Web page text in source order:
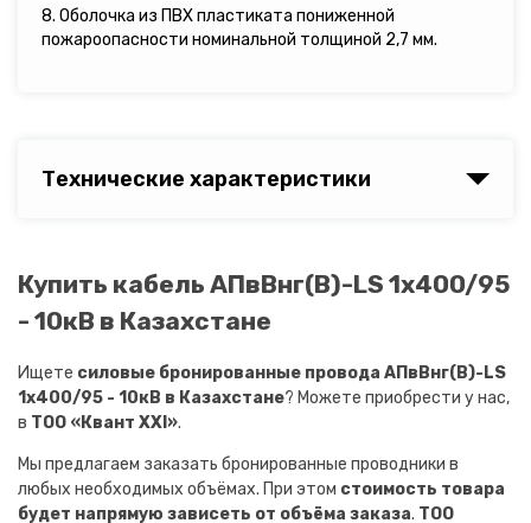
8. Оболочка из ПВХ пластиката пониженной
пожароопасности номинальной толщиной 2,7 мм.
Технические характеристики
Купить кабель АПвВнг(B)-LS 1х400/95
- 10кВ в Казахстане
Ищете силовые бронированные провода АПвВнг(B)-LS
1х400/95 - 10кВ в Казахстане? Можете приобрести у нас,
в ТОО «Квант XXI».
Мы предлагаем заказать бронированные проводники в
любых необходимых объёмах. При этом стоимость товара
будет напрямую зависеть от объёма заказа. ТОО